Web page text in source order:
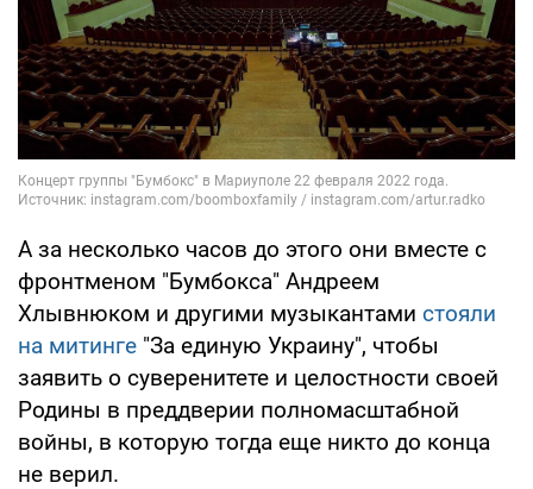
А за несколько часов до этого они вместе с
фронтменом "Бумбокса" Андреем
Хлывнюком и другими музыкантами стояли
на митинге "За единую Украину", чтобы
заявить о суверенитете и целостности своей
Родины в преддверии полномасштабной
войны, в которую тогда еще никто до конца
не верил.